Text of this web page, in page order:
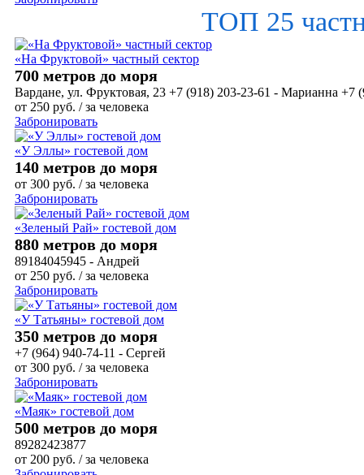
ТОП 25
«На Фруктовой» частный сектор
700 метров до моря
Вардане, ул. Фруктовая, 23 +7 (918) 203-23-61 - Марианна +7
от 250 руб. / за человека
Забронировать
«У Эллы» гостевой дом
140 метров до моря
от 300 руб. / за человека
Забронировать
«Зеленый Рай» гостевой дом
880 метров до моря
89184045945 - Андрей
от 250 руб. / за человека
Забронировать
«У Татьяны» гостевой дом
350 метров до моря
+7 (964) 940-74-11 - Сергей
от 300 руб. / за человека
Забронировать
«Маяк» гостевой дом
500 метров до моря
89282423877
от 200 руб. / за человека